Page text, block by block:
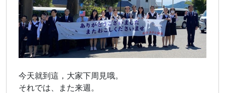
今天就到這，大家下周見哦。
それでは、また来週。